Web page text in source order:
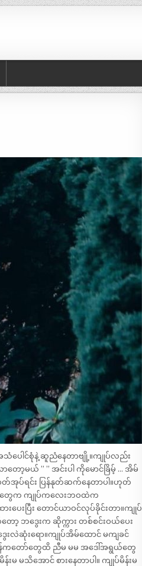
သံပေါင်စုံနဲ့ ဆူညံနေတာဗျို့။ကျုပ်လည်း
တော့မယ် ” ” အင်းပါ ကိုမောင်ခြိမ့် … အိမ်
တ်အုပ်ရင်း ပြန်နုတ်ဆက်နေတာပါ။ဟုတ်
ဘတွေက ကျုပ်ကလေးဘဝထဲက
ပေးပြီး တောင်ယာဝင်လုပ်ခိုင်းတာ။ကျုပ်
ော့ ဘဒွေးက ဆိုက္ကား တစ်စင်းဝယ်ပေး
းလဲဆုံးရော။ကျုပ်အိမ်ထောင် မကျခင်
ဝန်ကတော်တွေထိ ညီမ မမ အဒေါ်အရွယ်တွေ
သိအောင် စားနေတာပါ။ ကျုပ်မိန်းမ